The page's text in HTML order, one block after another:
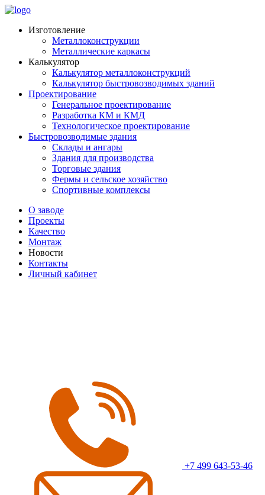
Изготовление
Металлоконструкции
Металлические каркасы
Калькулятор
Калькулятор металлоконструкций
Калькулятор быстровозводимых зданий
Проектирование
Генеральное проектирование
Разработка КМ и КМД
Технологическое проектирование
Быстровозводимые здания
Склады и ангары
Здания для производства
Торговые здания
Фермы и сельское хозяйство
Спортивные комплексы
О заводе
Проекты
Качество
Монтаж
Новости
Контакты
Личный кабинет
+7 499 643-53-46